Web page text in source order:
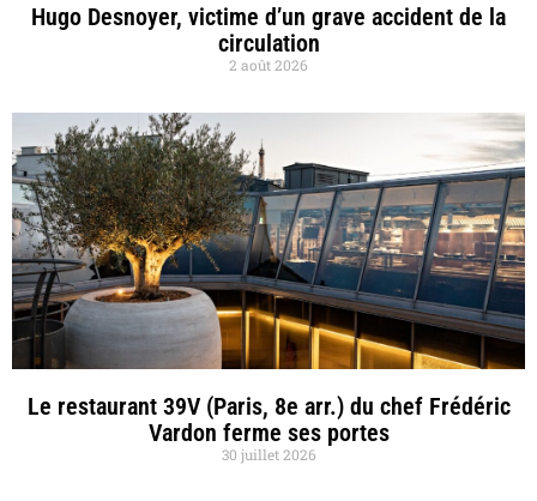
Hugo Desnoyer, victime d’un grave accident de la
circulation
2 août 2026
Le restaurant 39V (Paris, 8e arr.) du chef Frédéric
Vardon ferme ses portes
30 juillet 2026